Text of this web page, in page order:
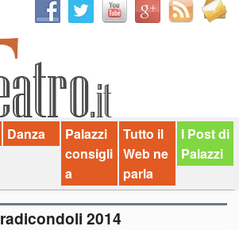
Danza
Palazzi
consigli
a
Tutto il
Web ne
parla
I Post di
Palazzi
radicondoli 2014